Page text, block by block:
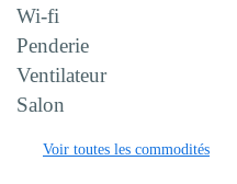
Wi-fi
Penderie
Ventilateur
Salon
Voir toutes les commodités